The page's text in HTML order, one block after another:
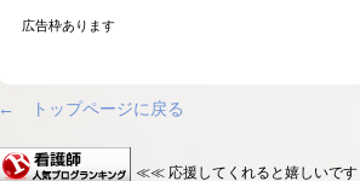
広告枠あります
← トップページに戻る
≪≪ 応援してくれると嬉しいです